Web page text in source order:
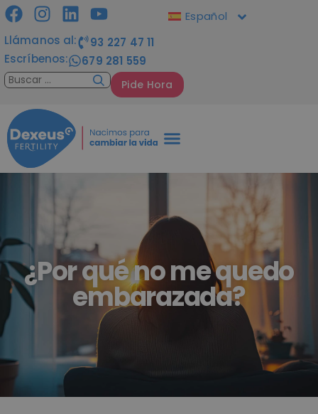
Llámanos al:
93 227 47 11
Escríbenos:
679 281 559
Pide Hora
Español
¿Por qué no me quedo
embarazada?